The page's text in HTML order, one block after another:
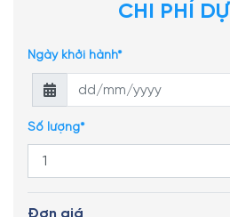
CHI PHÍ
Ngày khởi hành*
Số lượng*
Đơn giá